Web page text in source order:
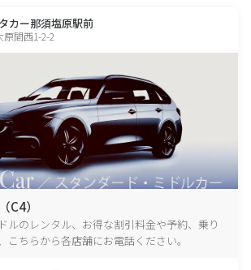
カー那須塩原駅前
間西1-2-2
C4）
ルのレンタル、お得な割引料金や予約、乗り
こちらから各店舗にお電話ください。